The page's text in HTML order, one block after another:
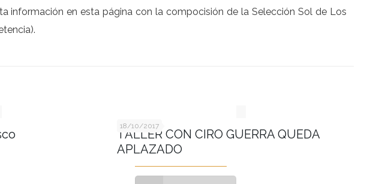
información en esta página con la compocisión de la Selección Sol de Los
18/10/2017
​TALLER CON CIRO GUERRA QUEDA
APLAZADO